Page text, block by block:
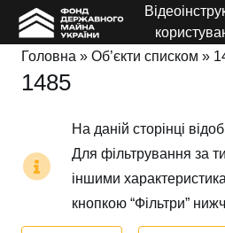
Головна » Об’єкти списком »
1485
На даній сторінці
Для фільтрування за
іншими
кнопкою “Фільтри”